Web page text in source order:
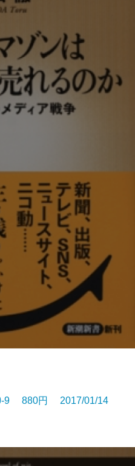
9 880円 2017/01/14